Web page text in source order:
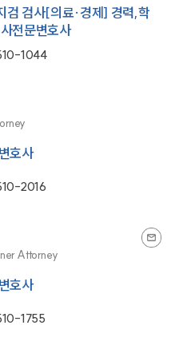
검 검사[의료·경제] 경력,학
전문변호사
1044
호사
2016
Attorney
호사
1755